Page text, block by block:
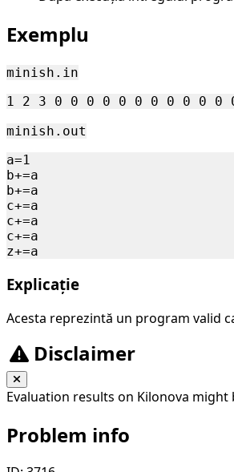
Exemplu
minish.in
minish.out
a=1
b+=a
b+=a
c+=a
c+=a
c+=a
Explicație
Acesta reprezintă un program valid
Disclaimer
Evaluation results on Kilonova
Problem info